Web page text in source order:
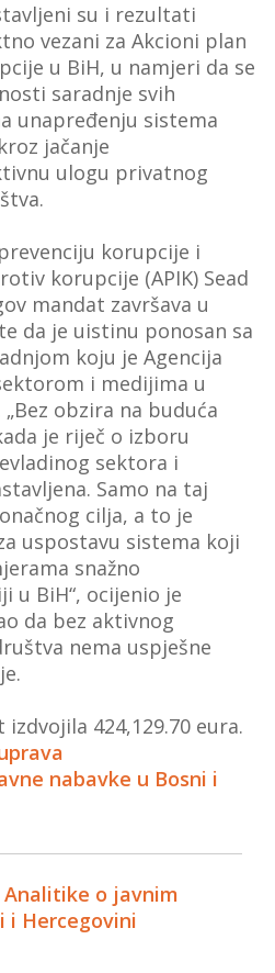
su i rezultati
vezani za Akcioni plan
u BiH, u namjeri da se
saradnje svih
unapređenju sistema
jačanje
ulogu privatnog
korupcije i
korupcije (APIK) Sead
mandat završava u
da je uistinu ponosan sa
koju je Agencija
i medijima u
obzira na buduća
je riječ o izboru
sektora i
Samo na taj
cilja, a to je
uspostavu sistema koji
snažno
BiH“, ocijenio je
da bez aktivnog
nema uspješne
424,129.70 eura.
nabavke u Bosni i